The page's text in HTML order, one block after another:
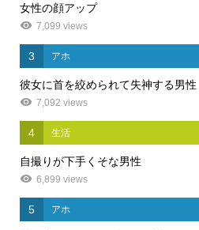
女性の顔アップ
7,099 views
3 アホ
彼女に首を絞められて失神する男性
7,092 views
4 生活
自撮りが下手くそな男性
6,899 views
5 アホ